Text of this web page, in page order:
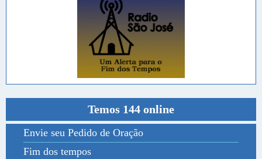
Temos 144 online
Envie seu Pedido de Oração
Fim dos tempos